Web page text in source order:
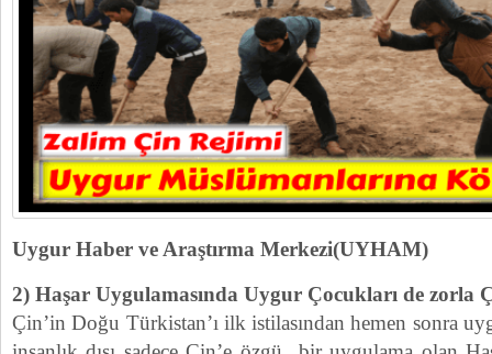
Uygur Haber ve Araştırma Merkezi(UYHAM)
2) Haşar Uygulamasında Uygur Çocukları de zorla
Çin’in Doğu Türkistan’ı ilk istilasından hemen sonra